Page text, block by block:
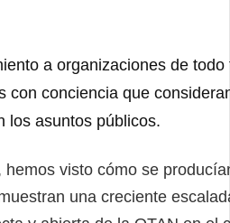
a organizaciones de todo
con conciencia que
los asuntos públicos.
hemos visto cómo se
una creciente